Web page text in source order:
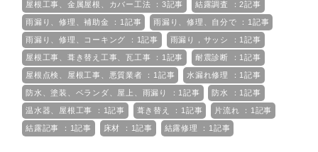
屋根工事、金属屋根、カバー工法 ：3記事 結露調査 ：2記事
雨漏り、修理、補助金 ：1記事 雨漏り、修理、自分で ：1記事
雨漏り、修理、コーキング ：1記事 雨漏り，サッシ ：1記事
屋根工事、葺き替え工事、瓦工事 ：1記事 耐震診断 ：1記事
屋根点検、屋根工事、悪質業者 ：1記事 水漏れ修理 ：1記事
防水、塗装、ベランダ、屋上、雨漏り ：1記事 防水 ：1記事
温水器、屋根工事 ：1記事 葺き替え ：1記事 片流れ ：1記事
結露記事 ：1記事 床材 ：1記事 結露修理 ：1記事